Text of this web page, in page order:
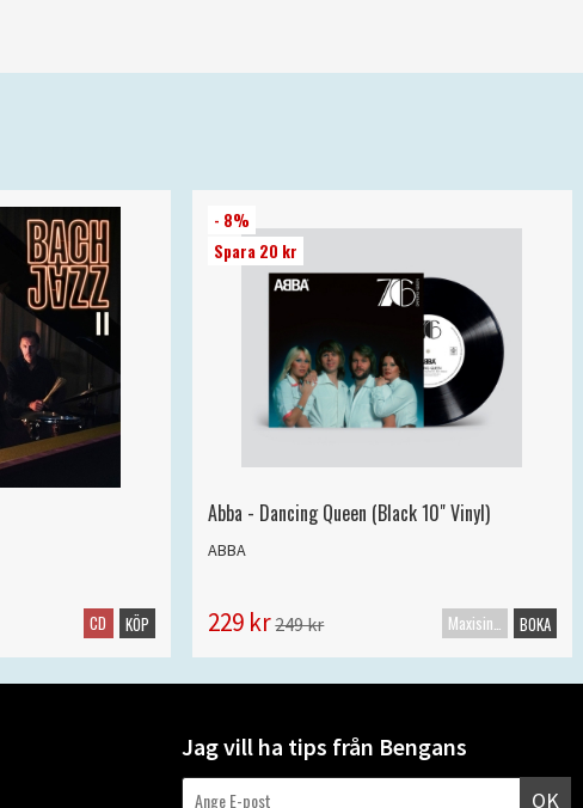
CD KÖP
- 8%
Spara 20 kr
Abba - Dancing Queen (Black 10" Vinyl)
ABBA
229 kr249 kr Maxisingel BOKA
Jag vill ha tips från Bengans
OK